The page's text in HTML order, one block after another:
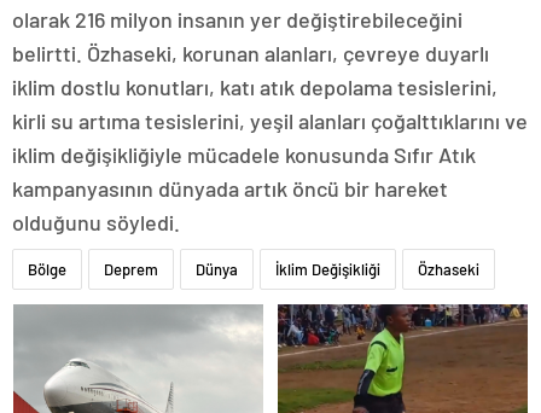
olarak 216 milyon insanın yer değiştirebileceğini
belirtti. Özhaseki, korunan alanları, çevreye duyarlı
iklim dostlu konutları, katı atık depolama tesislerini,
kirli su artıma tesislerini, yeşil alanları çoğalttıklarını ve
iklim değişikliğiyle mücadele konusunda Sıfır Atık
kampanyasının dünyada artık öncü bir hareket
olduğunu söyledi.
Bölge Deprem Dünya İklim Değişikliği Özhaseki